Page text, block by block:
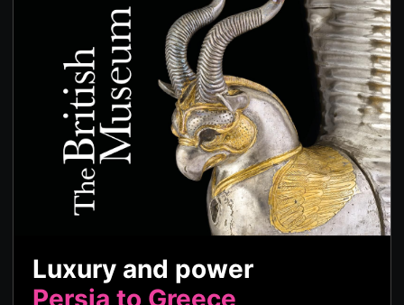
Luxury and power